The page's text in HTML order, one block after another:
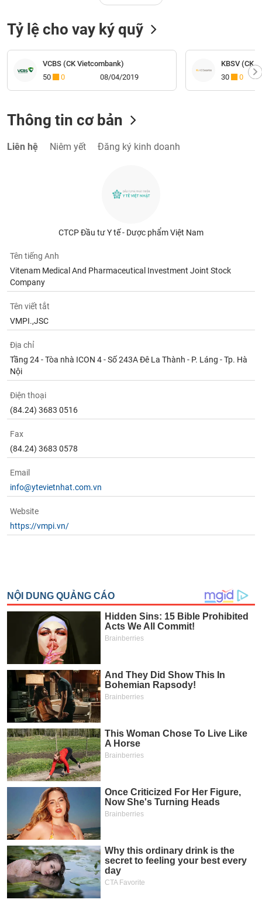
Tỷ lệ cho vay ký quỹ
VCBS (CK Vietcombank)
50
0 08/04/2019
KBSV (CK
30
0
Thông tin cơ bản
Liên hệ Niêm yết Đăng ký kinh doanh
CTCP Đầu tư Y tế - Dược phẩm Việt Nam
Tên tiếng Anh
Vitenam Medical And Pharmaceutical Investment Joint Stock
Company
Tên viết tắt
VMPI.,JSC
Địa chỉ
Tầng 24 - Tòa nhà ICON 4 - Số 243A Đê La Thành - P. Láng - Tp. Hà
Nội
Điện thoại
(84.24) 3683 0516
Fax
(84.24) 3683 0578
Email
info@ytevietnhat.com.vn
Website
https://vmpi.vn/